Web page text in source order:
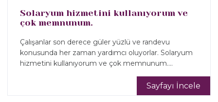
Solaryum hizmetini kullanıyorum ve
çok memnunum.
Çalışanlar son derece güler yüzlü ve randevu
konusunda her zaman yardımcı oluyorlar. Solaryum
hizmetini kullanıyorum ve çok memnunum....
Sayfayı İncele